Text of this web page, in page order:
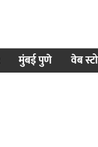
मुंबई पुणे वेब